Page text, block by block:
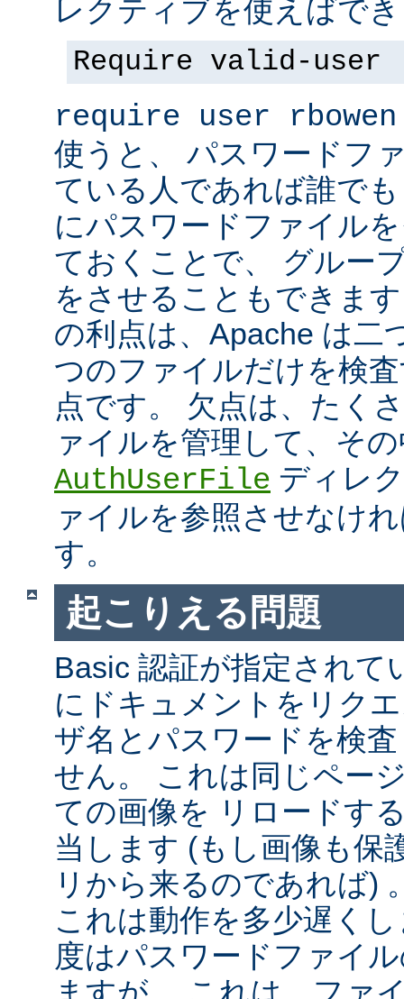
レクティブを使えばで
Require valid-user
require user rbowen
使うと、 パスワードフ
ている人であれば誰で
にパスワードファイル
ておくことで、 グルー
をさせることもできま
の利点は、Apache は二
つのファイルだけを検
点です。 欠点は、たく
ァイルを管理して、そ
AuthUserFile ディレ
ァイルを参照させなけ
す。
起こりえる問題
Basic 認証が指定されて
にドキュメントをリク
ザ名とパスワードを検
せん。 これは同じペー
ての画像を リロードす
当します (もし画像も保
リから来るのであれば)
これは動作を多少遅く
度はパスワードファイ
ますが、 これは、ファ